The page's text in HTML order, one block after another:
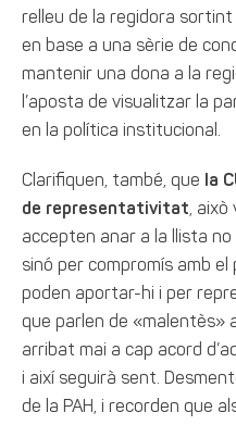
relleu de la regidora sortint
en base a una sèrie de
mantenir una dona a la
l’aposta de visualitzar la
en la política institucional.
Clarifiquen, també, que la
de representativitat, això
accepten anar a la llista no
sinó per compromís amb
poden aportar-hi i per
que parlen de «malentès»
arribat mai a cap acord
i així seguirà sent.
de la PAH, i recorden que